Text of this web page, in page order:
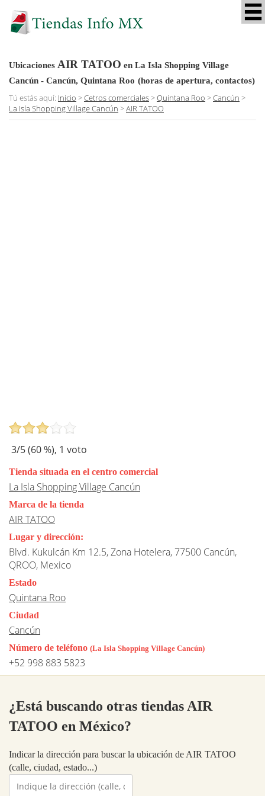
Ubicaciones AIR TATOO en La Isla Shopping Village
Cancún - Cancún, Quintana Roo (horas de apertura, contactos)
Tú estás aquí: Inicio >Cetros comerciales>Quintana Roo >Cancún >
La Isla Shopping Village Cancún >AIR TATOO
3/5 (60%), 1 voto
Tienda situada en el centro comercial
La Isla Shopping Village Cancún
Marca de la tienda
AIR TATOO
Lugar y dirección:
Blvd. Kukulcán Km 12.5, Zona Hotelera, 77500 Cancún,
QROO, Mexico
Estado
Quintana Roo
Ciudad
Cancún
Número de teléfono (La Isla Shopping Village Cancún)
+52 998 883 5823
¿Está buscando otras tiendas AIR
TATOO en México?
Indicar la dirección para buscar la ubicación de AIR TATOO
(calle, ciudad, estado...)